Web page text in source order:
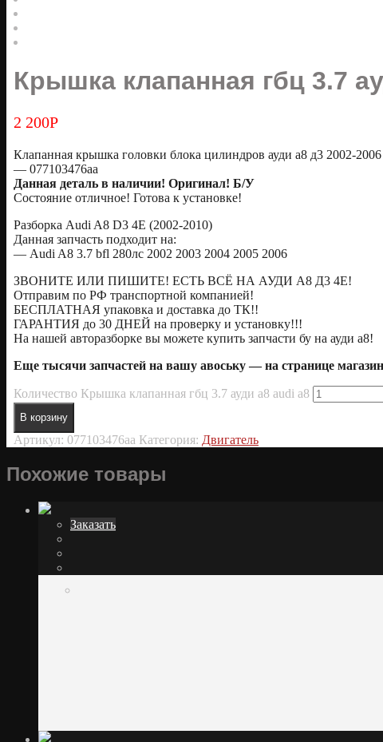
Крышка клапанная гбц 3.7
2 200Р
Клапанная крышка головки блока цилиндров ауди а8 д3 2002-2006
— 077103476aa
Данная деталь в наличии! Оригинал! Б/У
Состояние отличное! Готова к установке!
Разборка Audi A8 D3 4E (2002-2010)
Данная запчасть подходит на:
— Audi A8 3.7 bfl 280лс 2002 2003 2004 2005 2006
ЗВОНИТЕ ИЛИ ПИШИТЕ! ЕСТЬ ВСЁ НА АУДИ А8 Д3 4Е!
Oтправим по РФ транспортной компанией!
БЕСПЛАТНАЯ упаковка и доставка до ТК!!
ГАРАНТИЯ до 30 ДНЕЙ на проверку и установку!!!
На нашей авторазборке вы можете купить запчасти бу на ауди а8!
Еще тысячи запчастей на вашу авоську — на странице
Количество Крышка клапанная гбц 3.7 ауди а8 audi a8
В корзину
Артикул: 077103476aa Категория: Двигатель
Похожие товары
Заказать